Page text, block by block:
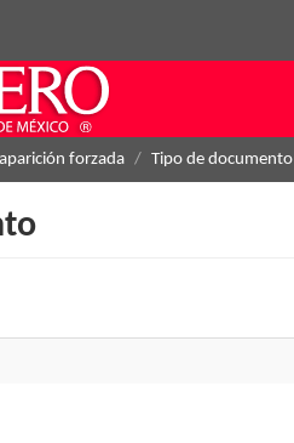
forzada Tipo de documento